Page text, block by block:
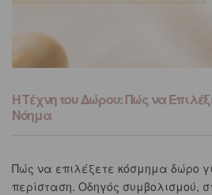
Η Τέχνη του Δώρου: Πώς να
Νόημα
Πώς να επιλέξετε κόσμημα δώρο
περίσταση. Οδηγός συμβολισμού,